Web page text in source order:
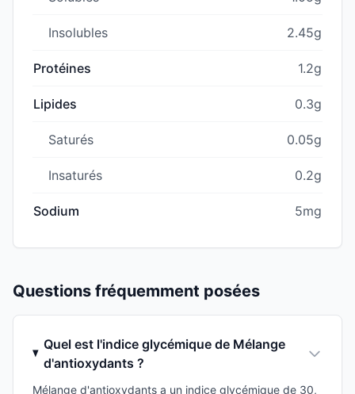
Insolubles 2.45g
Protéines 1.2g
Lipides 0.3g
Saturés 0.05g
Insaturés 0.2g
Sodium 5mg
Questions fréquemment posées
Quel est l'indice glycémique de Mélange
d'antioxydants ?
Mélange d'antioxydants a un indice glycémique de 30,